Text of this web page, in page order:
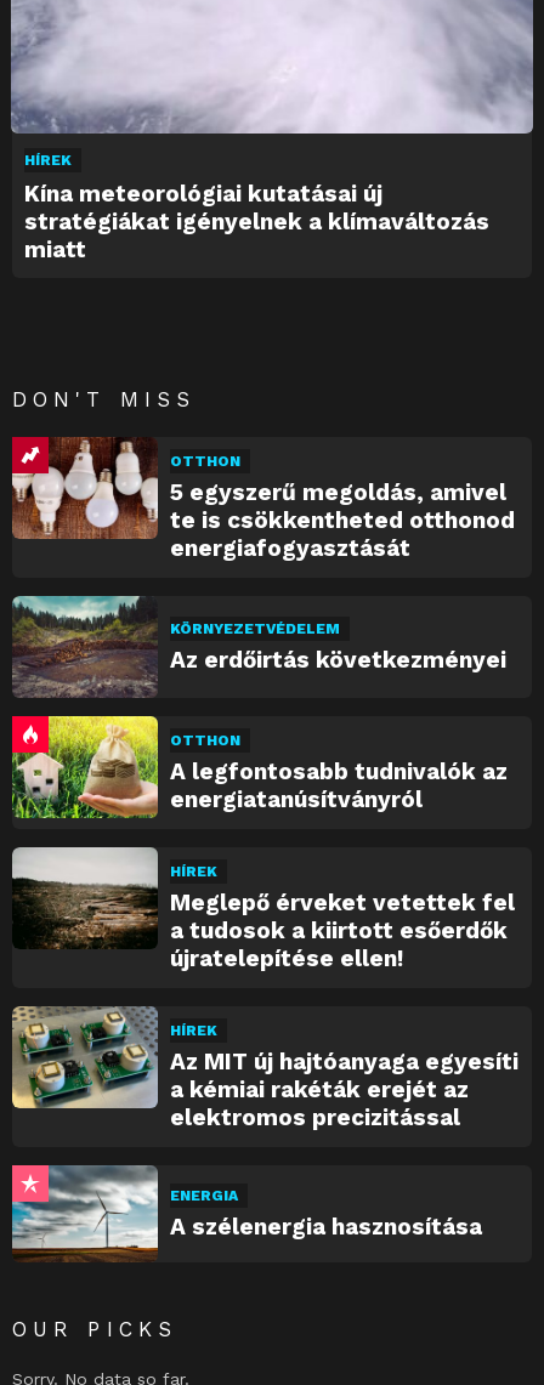
HÍREK
Kína meteorológiai kutatásai új
stratégiákat igényelnek a klímaváltozás
miatt
DON'T MISS
OTTHON
5 egyszerű megoldás, amivel
te is csökkentheted otthonod
energiafogyasztását
KÖRNYEZETVÉDELEM
Az erdőirtás következményei
OTTHON
A legfontosabb tudnivalók az
energiatanúsítványról
HÍREK
Meglepő érveket vetettek fel
a tudosok a kiirtott esőerdők
újratelepítése ellen!
HÍREK
Az MIT új hajtóanyaga egyesíti
a kémiai rakéták erejét az
elektromos precizitással
ENERGIA
A szélenergia hasznosítása
OUR PICKS
Sorry. No data so far.